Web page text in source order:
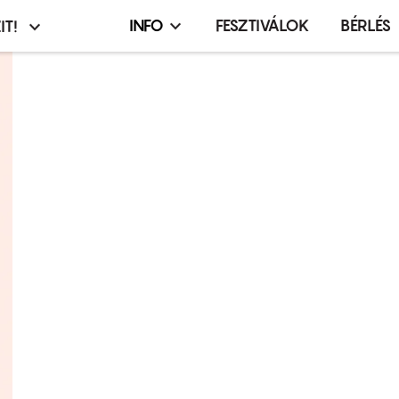
Infó,
INFO FESZTIVÁLOK BÉRLÉS